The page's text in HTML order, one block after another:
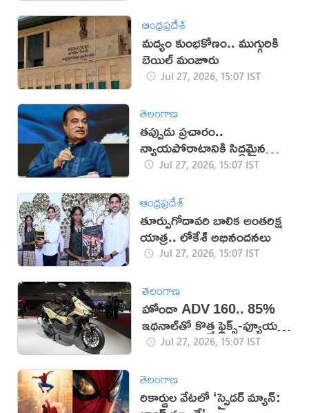
ఆంధ్రప్రదేశ్
మద్యం కుంభకోణం.. ముగ్గురికి
బెయిల్ మంజూరు
Jul 27, 2026, 15:07 IST
తెలంగాణ
తప్పుడు ప్రచారం..
న్యాయపోరాటానికి సిద్ధమైన
గడ్కరీ!Jul 27, 2026, 15:07 IST
ఆంధ్రప్రదేశ్
తూర్పుగోదావరి బాలిక అంతరిక్ష
యాత్ర.. లోకేశ్ అభినందనలు
Jul 27, 2026, 15:07 IST
తెలంగాణ
హోండా ADV 160.. 85%
ఇథనాల్‌తో కొత్త ఫ్లెక్స్-ఫ్యూయల్
స్కూటర్
Jul 27, 2026, 15:07 IST
తెలంగాణ
రికార్డుల వేటలో ‘స్పైడర్ మ్యాన్: